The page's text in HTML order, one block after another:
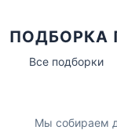
ПОДБОРКА
Все подборки
Мы собираем